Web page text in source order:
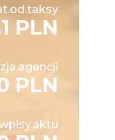
PLN
PLN